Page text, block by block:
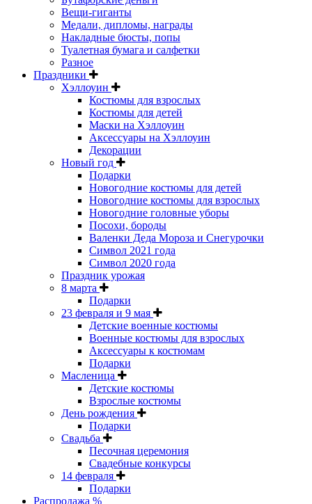
Вещи-гиганты
Медали, дипломы, награды
Накладные бюсты, попы
Туалетная бумага и салфетки
Разное
Праздники
Хэллоуин
Костюмы для взрослых
Костюмы для детей
Маски на Хэллоуин
Аксессуары на Хэллоуин
Декорации
Новый год
Подарки
Новогодние костюмы для детей
Новогодние костюмы для взрослых
Новогодние головные уборы
Посохи, бороды
Валенки Деда Мороза и Снегурочки
Символ 2021 года
Символ 2020 года
Праздник урожая
8 марта
Подарки
23 февраля и 9 мая
Детские военные костюмы
Военные костюмы для взрослых
Аксессуары к костюмам
Подарки
Масленица
Детские костюмы
Взрослые костюмы
День рождения
Подарки
Свадьба
Песочная церемония
Свадебные конкурсы
14 февраля
Подарки
Распродажа %